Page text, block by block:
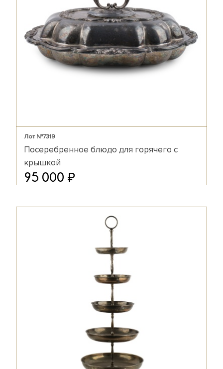
Лот №7319
Посеребренное блюдо для горячего с
крышкой
95 000 ₽